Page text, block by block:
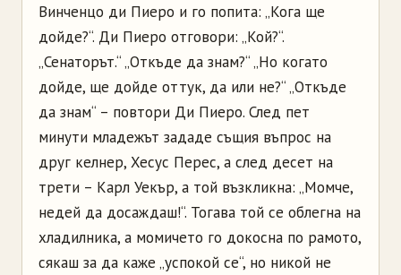
Винченцо ди Пиеро и го попита: „Кога ще
дойде?“. Ди Пиеро отговори: „Кой?“.
„Сенаторът.“ „Откъде да знам?“ „Но когато
дойде, ще дойде оттук, да или не?“ „Откъде
да знам“ – повтори Ди Пиеро. След пет
минути младежът зададе същия въпрос на
друг келнер, Хесус Перес, а след десет на
трети – Карл Уекър, а той възкликна: „Момче,
недей да досаждаш!“. Тогава той се облегна на
хладилника, а момичето го докосна по рамото,
сякаш за да каже „успокой се“, но никой не